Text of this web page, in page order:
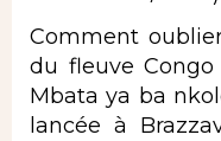
​Comment
du fleuve Congo
Mbata ya ba
lancée à